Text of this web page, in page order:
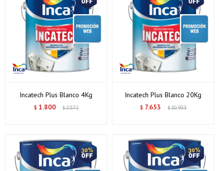
Incatech Plus Blanco 4Kg
$ 1.800 $2.572
Incatech Plus Blanco 20Kg
$ 7.653 $10.933